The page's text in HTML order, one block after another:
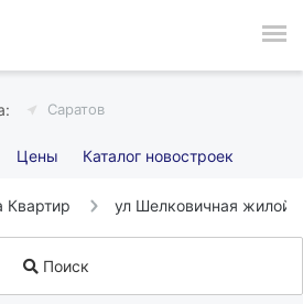
Саратов
Цены Каталог новостроек
ул Шелковичная жилой
Поиск